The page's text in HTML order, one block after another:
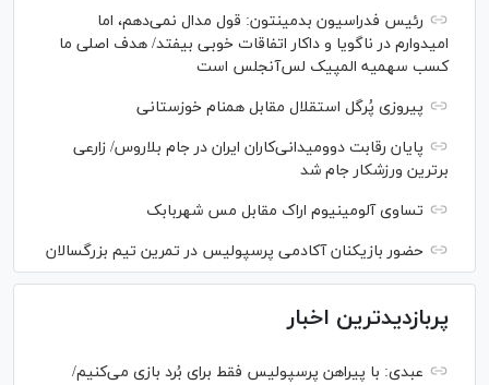
رئیس فدراسیون بدمینتون: قول مدال نمی‌دهم، اما
امیدوارم در ناگویا و داکار اتفاقات خوبی بیفتد/ هدف اصلی ما
کسب سهمیه المپیک لس‌آنجلس است
پیروزی پُرگل استقلال مقابل همنام خوزستانی
پایان رقابت دوومیدانی‌کاران ایران در جام بلاروس/ زارعی
برترین ورزشکار جام شد
تساوی آلومینیوم اراک مقابل مس شهربابک
حضور بازیکنان آکادمی پرسپولیس در تمرین تیم بزرگسالان
پربازدیدترین اخبار
عبدی: با پیراهن پرسپولیس فقط برای بُرد بازی می‌کنیم/